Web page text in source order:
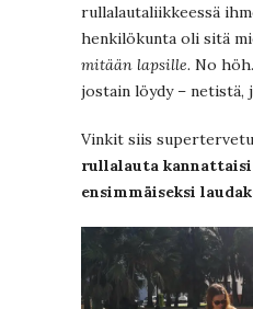
rullalautaliikkeessä
henkilökunta oli sitä
mitään lapsille. No
jostain löydy – netistä,
Vinkit siis
rullalauta
ensimmäiseksi